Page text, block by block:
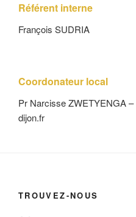
Référent interne
François SUDRIA
Coordonateur local
Pr Narcisse ZWETYENGA –
dijon.fr
TROUVEZ-NOUS